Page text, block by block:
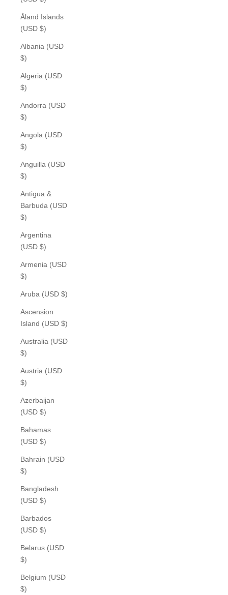
Åland Islands
(USD $)
Albania (USD
$)
Algeria (USD
$)
Andorra (USD
$)
Angola (USD
$)
Anguilla (USD
$)
Antigua &
Barbuda (USD
$)
Argentina
(USD $)
Armenia (USD
$)
Aruba (USD $)
Ascension
Island (USD $)
Australia (USD
$)
Austria (USD
$)
Azerbaijan
(USD $)
Bahamas
(USD $)
Bahrain (USD
$)
Bangladesh
(USD $)
Barbados
(USD $)
Belarus (USD
$)
Belgium (USD
$)